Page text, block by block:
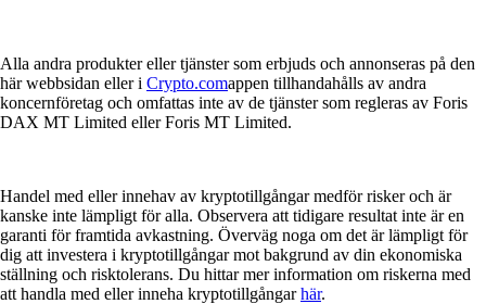
Alla andra produkter eller tjänster som erbjuds och annonseras på den
här webbsidan eller i Crypto.comappen tillhandahålls av andra
koncernföretag och omfattas inte av de tjänster som regleras av Foris
DAX MT Limited eller Foris MT Limited.
Handel med eller innehav av kryptotillgångar medför risker och är
kanske inte lämpligt för alla. Observera att tidigare resultat inte är en
garanti för framtida avkastning. Överväg noga om det är lämpligt för
dig att investera i kryptotillgångar mot bakgrund av din ekonomiska
ställning och risktolerans. Du hittar mer information om riskerna med
att handla med eller inneha kryptotillgångarhär.